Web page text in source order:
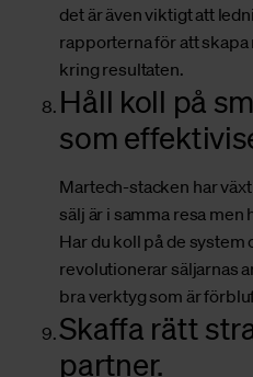
det är även viktigt att
rapporterna för att
kring resultaten.
Håll koll på
som
Martech-stacken har
sälj är i samma resa
Har du koll på de system
revolutionerar säljarnas
bra verktyg som är
Skaffa rätt
partner.